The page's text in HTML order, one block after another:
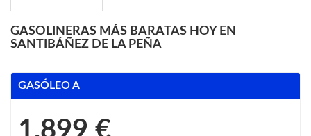
GASOLINERAS MÁS BARATAS HOY EN
SANTIBÁÑEZ DE LA PEÑA
GASÓLEO A
1,899 €